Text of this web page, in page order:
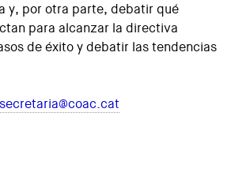
y, por otra parte, debatir qué
para alcanzar la directiva
de éxito y debatir las tendencias